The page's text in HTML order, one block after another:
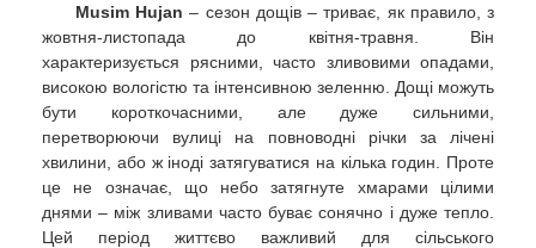
Musim Hujan – сезон дощів – триває, як правило, з
жовтня-листопада до квітня-травня. Він
характеризується рясними, часто зливовими опадами,
високою вологістю та інтенсивною зеленню. Дощі можуть
бути короткочасними, але дуже сильними,
перетворюючи вулиці на повноводні річки за лічені
хвилини, або ж іноді затягуватися на кілька годин. Проте
це не означає, що небо затягнуте хмарами цілими
днями – між зливами часто буває сонячно і дуже тепло.
Цей період життєво важливий для сільського